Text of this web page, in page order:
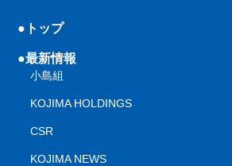
●トップ
●最新情報
小島組
KOJIMA HOLDINGS
CSR
KOJIMA NEWS